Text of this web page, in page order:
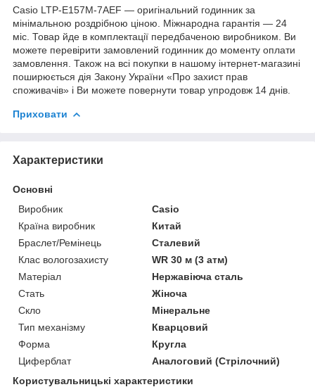
Casio LTP-E157M-7AEF — оригінальний годинник за
мінімальною роздрібною ціною. Міжнародна гарантія — 24
міс. Товар йде в комплектації передбаченою виробником. Ви
можете перевірити замовлений годинник до моменту оплати
замовлення. Також на всі покупки в нашому інтернет-магазині
поширюється дія Закону України «Про захист прав
споживачів» і Ви можете повернути товар упродовж 14 днів.
Приховати
Характеристики
Основні
Виробник
Casio
Країна виробник
Китай
Браслет/Ремінець
Сталевий
Клас вологозахисту
WR 30 м (3 атм)
Матеріал
Нержавіюча сталь
Стать
Жіноча
Скло
Мінеральне
Тип механізму
Кварцовий
Форма
Кругла
Циферблат
Аналоговий (Стрілочний)
Користувальницькі характеристики